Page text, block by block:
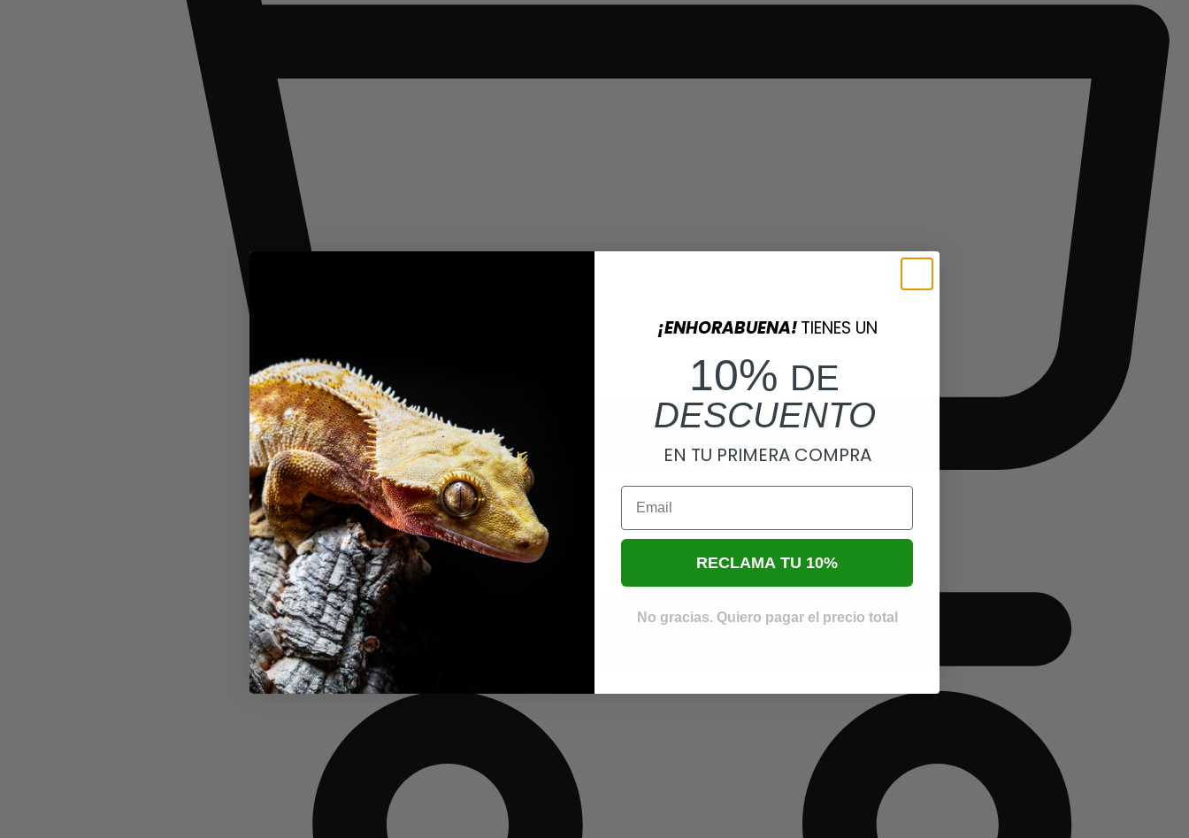
¡ENHORABUENA! TIENES UN
10% DE
DESCUENTO
EN TU PRIMERA COMPRA
Email
RECLAMA TU 10%
No gracias. Quiero pagar el precio total